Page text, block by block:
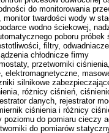
do monitorowania
monitor twardości wody w
wodno ściekowej,
poboru próbek
filtry,
chłodnicze firmy
przetworniki
elektromagnetyczne,
silnikowe
różnicy ciśnień,
danych, rejestrator
ciśnienia i różnicy
poziomu do pomiaru
do pomiarów